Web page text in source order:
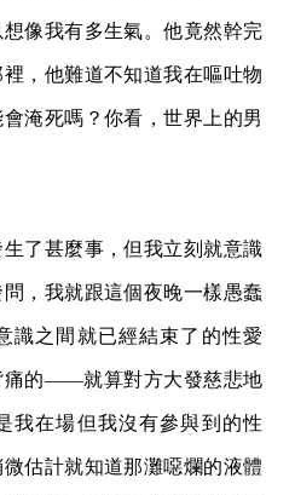
像我有多生氣。他竟然幹完
，他難道不知道我在嘔吐物
淹死嗎？你看，世界上的男
了甚麼事，但我立刻就意識
，我就跟這個夜晚一樣愚蠢
識之間就已經結束了的性愛
的——就算對方大發慈悲地
我在場但我沒有參與到的性
估計就知道那灘噁爛的液體